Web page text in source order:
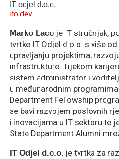
IT odjel d.o.o.
ito.dev
Marko Laco je IT stručnjak,
tvrtke IT Odjel d.o.o. s više
upravljanju projektima,
infrastrukture. Tijekom
sistem administrator i
u međunarodnim
Department Fellowship
se bavi razvojem poslovnih
i inovacijama u IT sektoru te
State Department Alumni
IT Odjel d.o.o. je tvrtka za